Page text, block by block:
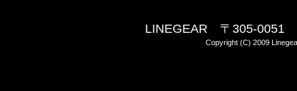
LINEGEAR 〒305-0051
Copyright (C) 2009